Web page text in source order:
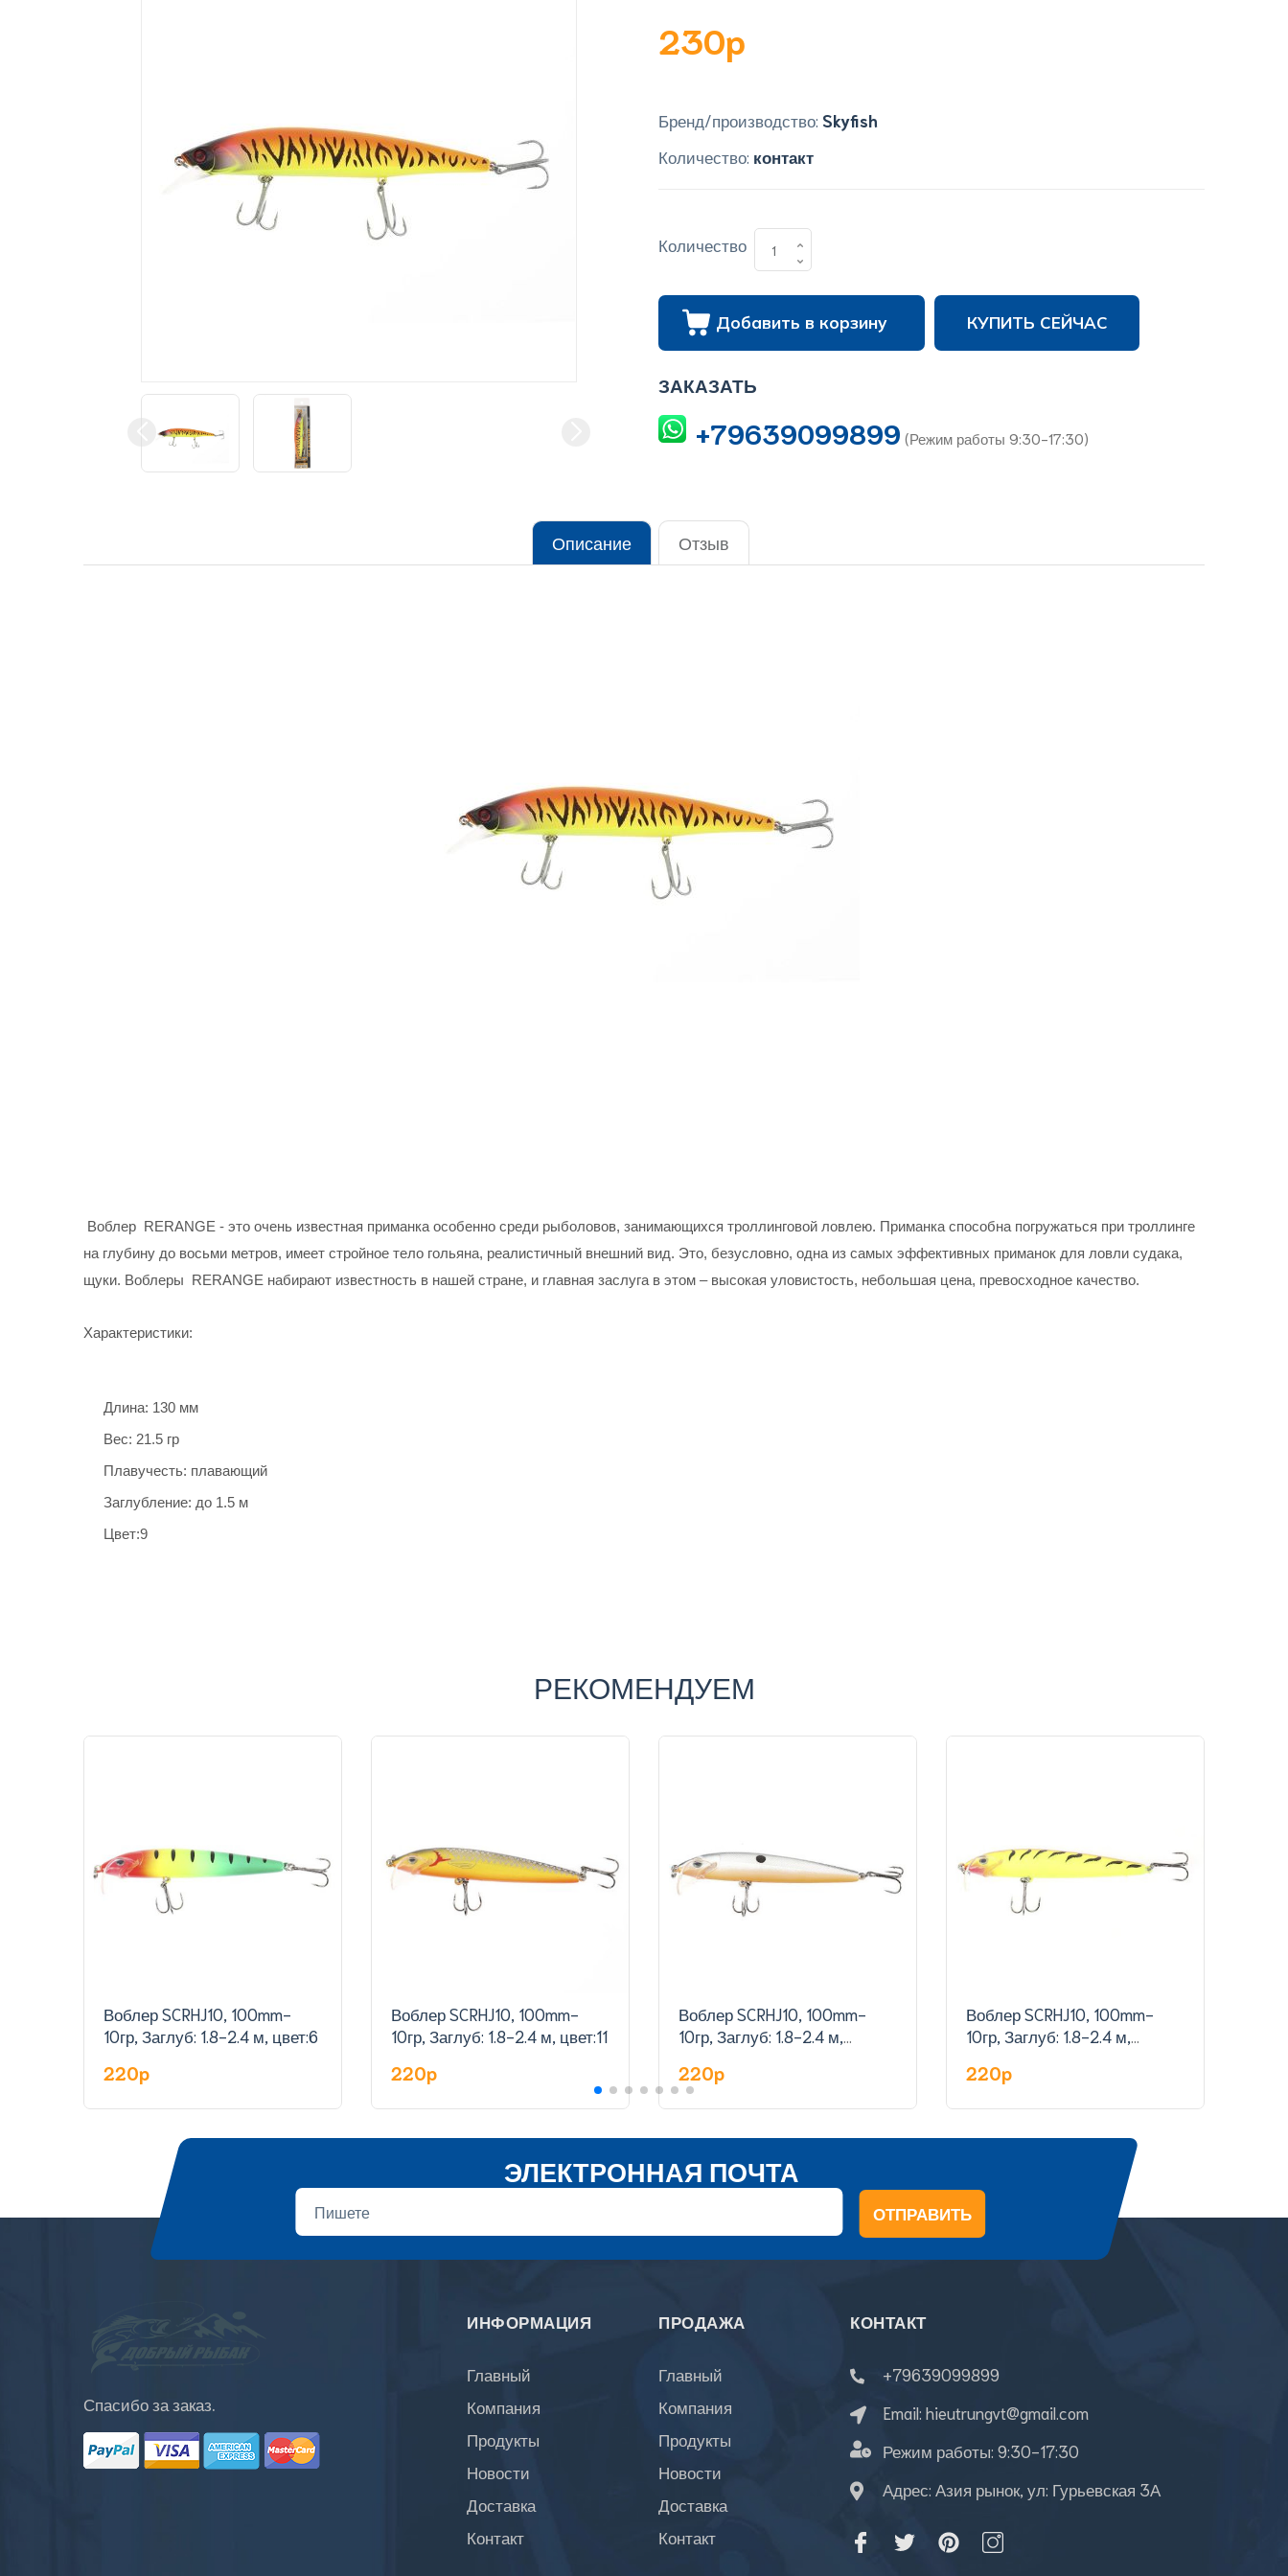
230p
Бренд/производство: Skyfish
Количество: контакт
Количество
Добавить в корзину КУПИТЬ СЕЙЧАС
ЗАКАЗАТЬ
+79639099899 (Режим работы 9:30-17:30)
Описание Отзыв
Воблер RERANGE - это очень известная приманка особенно среди рыболовов, занимающихся троллинговой ловлею. Приманка способна погружаться при троллинге
на глубину до восьми метров, имеет стройное тело гольяна, реалистичный внешний вид. Это, безусловно, одна из самых эффективных приманок для ловли судака,
щуки. Воблеры RERANGE набирают известность в нашей стране, и главная заслуга в этом – высокая уловистость, небольшая цена, превосходное качество.
Характеристики:
Длина: 130 мм
Вес: 21.5 гр
Плавучесть: плавающий
Заглубление: до 1.5 м
Цвет:9
РЕКОМЕНДУЕМ
Воблер SCRHJ10, 100mm-
10гр, Заглуб: 1.8-2.4 м, цвет:6
220p
Воблер SCRHJ10, 100mm-
10гр, Заглуб: 1.8-2.4 м, цвет:11
220p
Воблер SCRHJ10, 100mm-
10гр, Заглуб: 1.8-2.4 м,
220p
Воблер SCRHJ10, 100mm-
10гр, Заглуб: 1.8-2.4 м,
220p
ЭЛЕКТРОННАЯ ПОЧТА
ОТПРАВИТЬ
Спасибо за заказ.
ИНФОРМАЦИЯ
Главный
Компания
Продукты
Новости
Доставка
Контакт
ПРОДАЖА
Главный
Компания
Продукты
Новости
Доставка
Контакт
КОНТАКТ
+79639099899
Email: hieutrungvt@gmail.com
Режим работы: 9:30-17:30
Адрес: Азия рынок, ул: Гурьевская 3А